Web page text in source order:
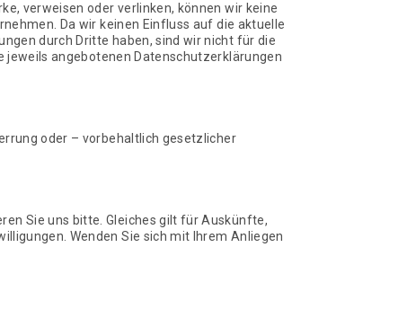
verweisen oder verlinken, können wir keine
Da wir keinen Einfluss auf die aktuelle
durch Dritte haben, sind wir nicht für die
jeweils angebotenen Datenschutzerklärungen
oder – vorbehaltlich gesetzlicher
Sie uns bitte. Gleiches gilt für Auskünfte,
Wenden Sie sich mit Ihrem Anliegen